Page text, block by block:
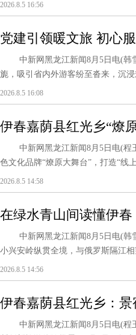
2026.8.5 16:56
党建引领暖文旅 初心
中新网黑龙江新闻8月5日电(韩雪
旎，吸引省内外游客纷至沓来，沉
2026.8.5 16:08
伊春嘉荫县红光乡“燎
中新网黑龙江新闻8月5日电(程玉
色文化品牌“燎原大舞台”，打造“线
2026.8.5 14:58
在绿水青山间读懂伊春
中新网黑龙江新闻8月5日电(韩雪
小兴安岭纵贯全境，与俄罗斯隔江
2026.8.5 14:56
伊春嘉荫县红光乡：
中新网黑龙江新闻8月5日电(程玉